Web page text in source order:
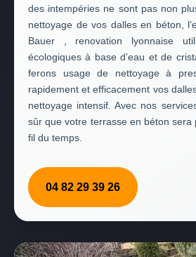
des intempéries ne sont pas non
nettoyage de vos dalles en béton,
Bauer , renovation lyonnaise
écologiques à base d’eau et de
ferons usage de nettoyage à
rapidement et efficacement vos
nettoyage intensif. Avec nos
sûr que votre terrasse en béton sera
fil du temps.
04 82 29 39 26